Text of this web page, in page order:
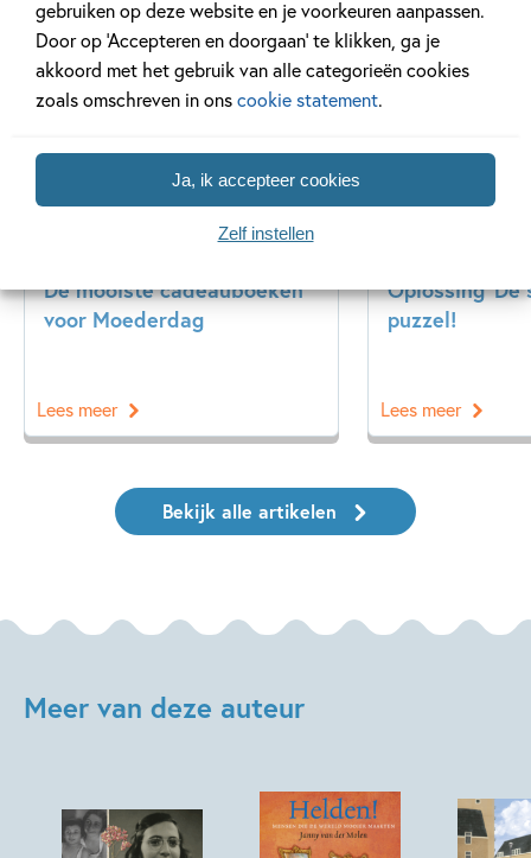
gebruiken op deze website en je voorkeuren aanpassen.
Door op ‘Accepteren en doorgaan’ te klikken, ga je
akkoord met het gebruik van alle categorieën cookies
zoals omschreven in onscookie statement.
Ja, ik accepteer cookies
Zelf instellen
Gerelateerde artikelen
De mooiste cadeauboeken
voor Moederdag
Lees meer
Oplossing ‘De
puzzel!
Lees meer
Bekijk alle artikelen
Meer van deze auteur